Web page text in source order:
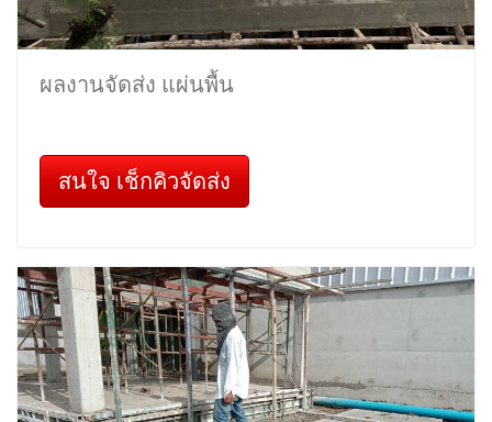
ผลงานจัดส่ง แผ่นพื้น
สนใจ เช็กคิวจัดส่ง